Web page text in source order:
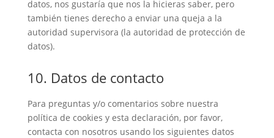
datos, nos gustaría que nos la hicieras saber, pero
también tienes derecho a enviar una queja a la
autoridad supervisora (la autoridad de protección de
datos).
10. Datos de contacto
Para preguntas y/o comentarios sobre nuestra
política de cookies y esta declaración, por favor,
contacta con nosotros usando los siguientes datos